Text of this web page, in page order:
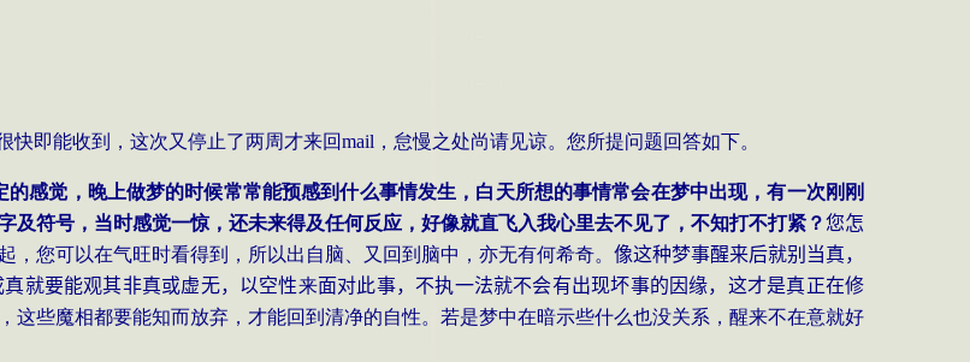
快即能收到，这次又停止了两周才来回mail ，怠慢之处尚请见谅。您所提问题回答如下。
感觉，晚上做梦的时候常常能预感到什么事情发生，白天所想的事情常会在梦中出现，有一次刚刚
符号，当时感觉一惊，还未来得及任何反应，好像就直飞入我心里去不见了，不知打不打紧？您怎
您可以在气旺时看得到，所以出自脑、又回到脑中，亦无有何希奇。 像这种梦事醒来后就别当真，
就要能观其非真或虚无，以空性来面对此事，不执一法就不会有出现坏事的因缘，这才是真正在修
这些魔相都要能知而放弃，才能回到清净的自性。若是梦中在暗示些什么也没关系，醒来不在意就好